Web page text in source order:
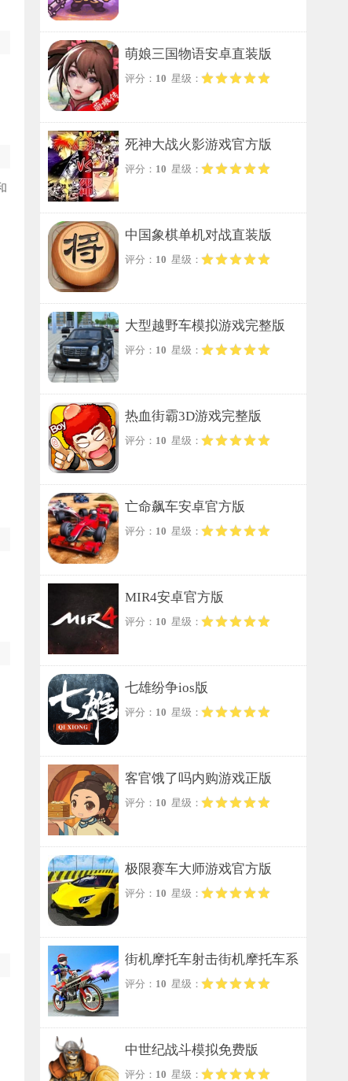
萌娘三国物语安卓直装版
评分： 10 星级：
死神大战火影游戏官方版
评分： 10 星级：
中国象棋单机对战直装版
评分： 10 星级：
大型越野车模拟游戏完整版
评分： 10 星级：
热血街霸3D游戏完整版
评分： 10 星级：
亡命飙车安卓官方版
评分： 10 星级：
MIR4安卓官方版
评分： 10 星级：
七雄纷争ios版
评分： 10 星级：
客官饿了吗内购游戏正版
评分： 10 星级：
极限赛车大师游戏官方版
评分： 10 星级：
街机摩托车射击街机摩托车系
列手游无广告版
评分： 10 星级：
中世纪战斗模拟免费版
评分： 10 星级：